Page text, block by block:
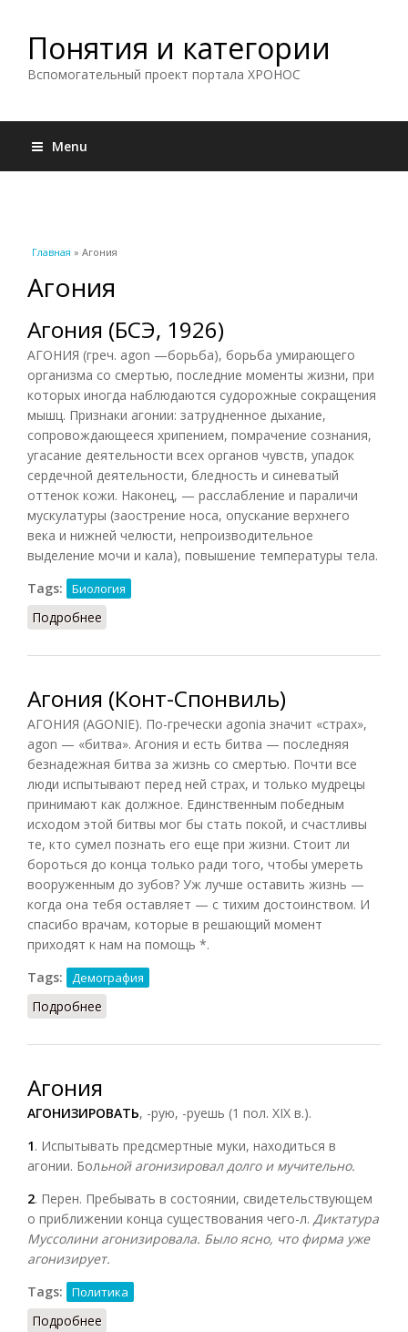
Понятия и категории
Вспомогательный проект портала ХРОНОС
Menu
Вы здесь
Главная » Агония
Агония
Агония (БСЭ, 1926)
АГОНИЯ (греч. agon —борьба), борьба умирающего
организма со смертью, последние моменты жизни, при
которых иногда наблюдаются судорожные сокращения
мышц. Признаки агонии: затрудненное дыхание,
сопровождающееся хрипением, помрачение сознания,
угасание деятельности всех органов чувств, упадок
сердечной деятельности, бледность и синеватый
оттенок кожи. Наконец, — расслабление и параличи
мускулатуры (заострение носа, опускание верхнего
века и нижней челюсти, непроизводительное
выделение мочи и кала), повышение температуры тела.
Tags:
Биология
Подробнее
Агония (Конт-Спонвиль)
АГОНИЯ (AGONIE). По-гречески agonia значит «страх»,
agon — «битва». Агония и есть битва — последняя
безнадежная битва за жизнь со смертью. Почти все
люди испытывают перед ней страх, и только мудрецы
принимают как должное. Единственным победным
исходом этой битвы мог бы стать покой, и счастливы
те, кто сумел познать его еще при жизни. Стоит ли
бороться до конца только ради того, чтобы умереть
вооруженным до зубов? Уж лучше оставить жизнь —
когда она тебя оставляет — с тихим достоинством. И
спасибо врачам, которые в решающий момент
приходят к нам на помощь *.
Tags:
Демография
Подробнее
Агония
АГОНИЗИРОВАТЬ, -рую, -руешь (1 пол. XIX в.).
1. Испытывать предсмертные муки, находиться в
агонии. Больной агонизировал долго и мучительно.
2. Перен. Пребывать в состоянии, свидетельствующем
о приближении конца существования чего-л. Диктатура
Муссолини агонизировала. Было ясно, что фирма уже
агонизирует.
Tags:
Политика
Подробнее